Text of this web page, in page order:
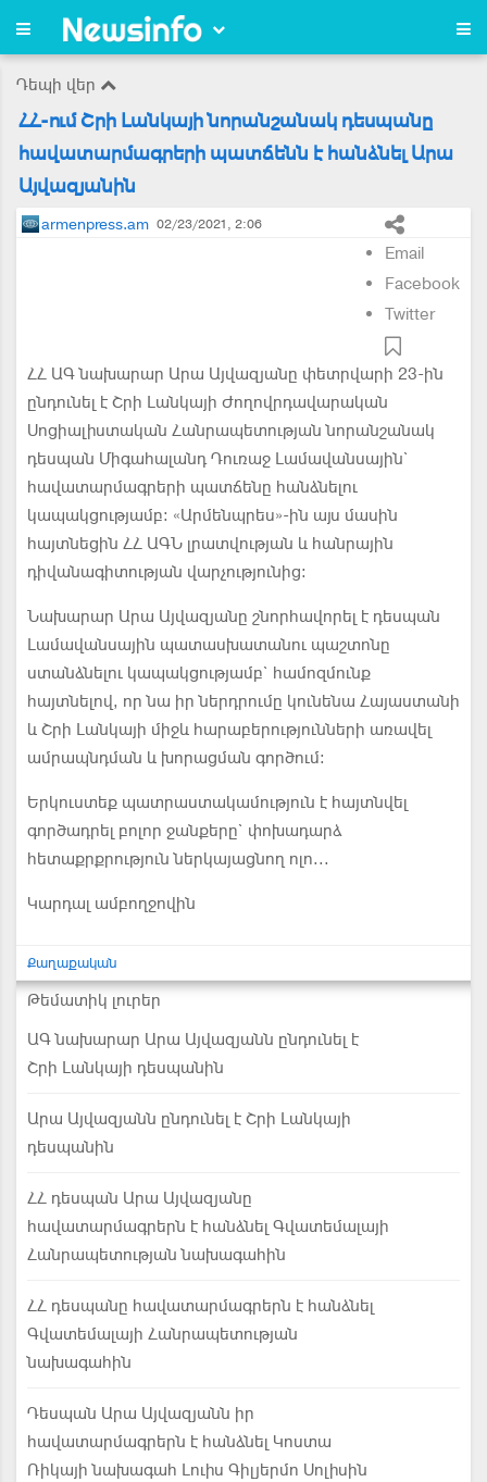
Դեպի վեր
ՀՀ-ում Շրի Լանկայի նորանշանակ դեսպանը
հավատարմագրերի պատճենն է հանձնել Արա
Այվազյանին
armenpress.am 02/23/2021, 2:06
Email
Facebook
Twitter
ՀՀ ԱԳ նախարար Արա Այվազյանը փետրվարի 23-ին
ընդունել է Շրի Լանկայի Ժողովրդավարական
Սոցիալիստական Հանրապետության նորանշանակ
դեսպան Միգահալանդ Դուռաջ Լամավանսային`
հավատարմագրերի պատճենը հանձնելու
կապակցությամբ։ «Արմենպրես»-ին այս մասին
հայտնեցին ՀՀ ԱԳՆ լրատվության և հանրային
դիվանագիտության վարչությունից:
Նախարար Արա Այվազյանը շնորհավորել է դեսպան
Լամավանսային պատասխատանու պաշտոնը
ստանձնելու կապակցությամբ` համոզմունք
հայտնելով, որ նա իր ներդրումը կունենա Հայաստանի
և Շրի Լանկայի միջև հարաբերությունների առավել
ամրապնդման և խորացման գործում։
Երկուստեք պատրաստակամություն է հայտնվել
գործադրել բոլոր ջանքերը` փոխադարձ
հետաքրքրություն ներկայացնող ոլո...
Կարդալ ամբողջովին
Քաղաքական
Թեմատիկ լուրեր
ԱԳ նախարար Արա Այվազյանն ընդունել է
Շրի Լանկայի դեսպանին
Արա Այվազյանն ընդունել է Շրի Լանկայի
դեսպանին
ՀՀ դեսպան Արա Այվազյանը
հավատարմագրերն է հանձնել Գվատեմալայի
Հանրապետության նախագահին
ՀՀ դեսպանը հավատարմագրերն է հանձնել
Գվատեմալայի Հանրապետության
նախագահին
Դեսպան Արա Այվազյանն իր
հավատարմագրերն է հանձնել Կոստա
Ռիկայի նախագահ Լուիս Գիլյերմո Սոլիսին